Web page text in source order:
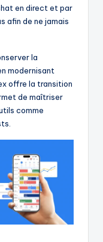
en direct et par
afin de ne jamais
la
modernisant
offre la transition
de maîtriser
comme